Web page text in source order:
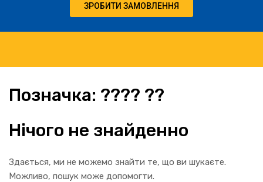
ЗРОБИТИ ЗАМОВЛЕННЯ
Позначка: ???? ??
Нічого не знайденно
Здається, ми не можемо знайти те, що ви шукаєте.
Можливо, пошук може допомогти.